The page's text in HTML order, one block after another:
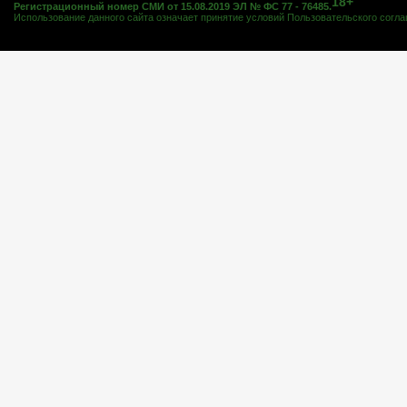
Регистрационный номер СМИ от 15.08.2019 ЭЛ № ФС 77 - 76485.
Использование данного сайта означает принятие условий Пользовательского